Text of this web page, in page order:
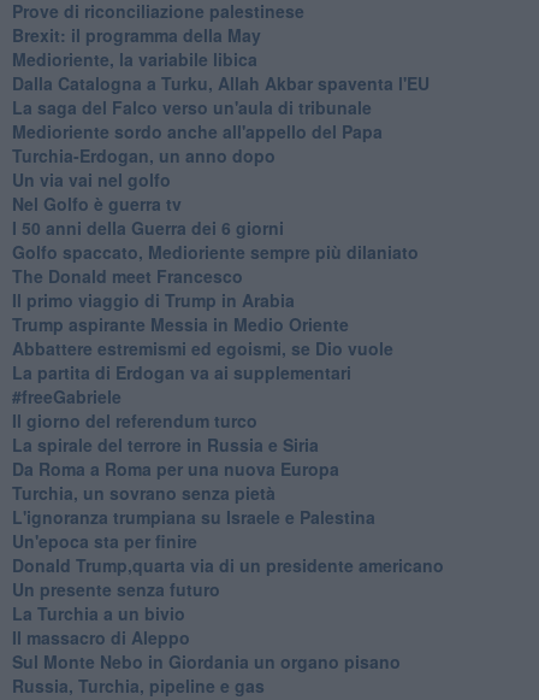
Prove di riconciliazione palestinese
Brexit: il programma della May
Medioriente, la variabile libica
Dalla Catalogna a Turku, Allah Akbar spaventa l'EU
La saga del Falco verso un'aula di tribunale
Medioriente sordo anche all'appello del Papa
Turchia-Erdogan, un anno dopo
Un via vai nel golfo
Nel Golfo è guerra tv
I 50 anni della Guerra dei 6 giorni
Golfo spaccato, Medioriente sempre più dilaniato
The Donald meet Francesco
Il primo viaggio di Trump in Arabia
Trump aspirante Messia in Medio Oriente
Abbattere estremismi ed egoismi, se Dio vuole
La partita di Erdogan va ai supplementari
#freeGabriele
Il giorno del referendum turco
La spirale del terrore in Russia e Siria
Da Roma a Roma per una nuova Europa
Turchia, un sovrano senza pietà
L'ignoranza trumpiana su Israele e Palestina
Un'epoca sta per finire
Donald Trump,quarta via di un presidente americano
Un presente senza futuro
La Turchia a un bivio
Il massacro di Aleppo
Sul Monte Nebo in Giordania un organo pisano
Russia, Turchia, pipeline e gas